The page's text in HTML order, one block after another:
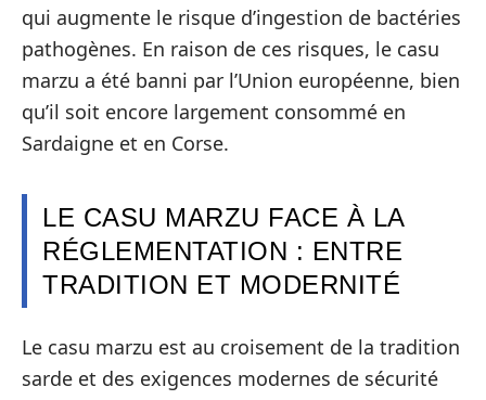
qui augmente le risque d’ingestion de bactéries
pathogènes. En raison de ces risques, le casu
marzu a été banni par l’Union européenne, bien
qu’il soit encore largement consommé en
Sardaigne et en Corse.
LE CASU MARZU FACE À LA
RÉGLEMENTATION : ENTRE
TRADITION ET MODERNITÉ
Le casu marzu est au croisement de la tradition
sarde et des exigences modernes de sécurité